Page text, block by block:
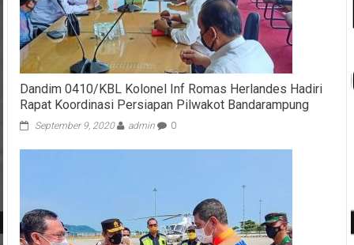
Dandim 0410/KBL Kolonel Inf Romas Herlandes Hadiri
Rapat Koordinasi Persiapan Pilwakot Bandarampung
September 9, 2020 admin 0